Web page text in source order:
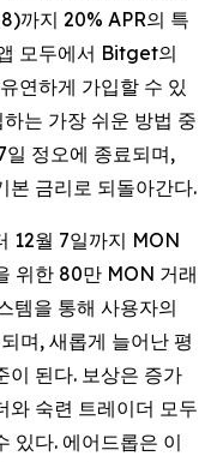
까지 20% APR의 특
모두에서 Bitget의
연하게 가입할 수 있
는 가장 쉬운 방법 중
일 정오에 종료되며,
본 금리로 되돌아간다.
12월 7일까지 MON
위한 80만 MON 거래
템을 통해 사용자의
며, 새롭게 늘어난 평
이 된다. 보상은 증가
와 숙련 트레이더 모두
있다. 에어드롭은 이